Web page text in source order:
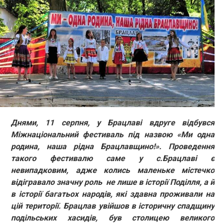
Днями, 11 серпня, у Брацлаві вдруге відбувся
Міжнаціональний фестиваль під назвою «Ми одна
родина, наша рідна Брацлавщино!». Проведення
такого фестивалю саме у с.Брацлаві є
невипадковим, адже колись маленьке містечко
відігравало значну роль не лише в історії Поділля, а й
в історії багатьох народів, які здавна проживали на
цій території. Брацлав увійшов в історичну спадщину
подільських хасидів, був столицею великого